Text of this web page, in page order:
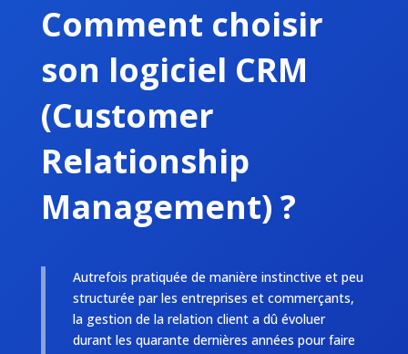
Comment choisir
son logiciel CRM
(Customer
Relationship
Management) ?
Autrefois pratiquée de manière instinctive et peu
structurée par les entreprises et commerçants,
la gestion de la relation client a dû évoluer
durant les quarante dernières années pour faire